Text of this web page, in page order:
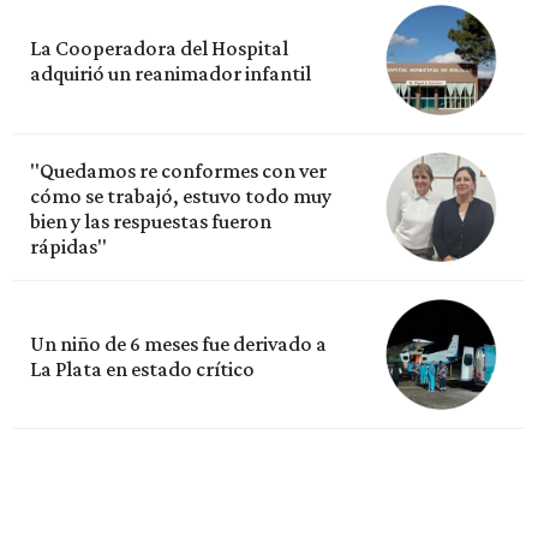
La Cooperadora del Hospital
adquirió un reanimador infantil
"Quedamos re conformes con ver
cómo se trabajó, estuvo todo muy
bien y las respuestas fueron
rápidas"
Un niño de 6 meses fue derivado a
La Plata en estado crítico